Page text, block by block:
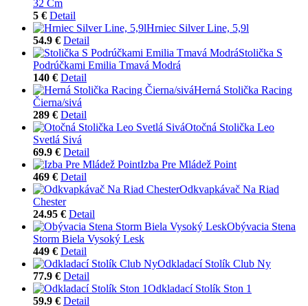
32 Cm
5 € Detail
Hrniec Silver Line, 5,9l
54.9 € Detail
Stolička S
Podrúčkami Emilia Tmavá Modrá
140 € Detail
Herná Stolička Racing
Čierna/sivá
289 € Detail
Otočná Stolička Leo
Svetlá Sivá
69.9 € Detail
Izba Pre Mládež Point
469 € Detail
Odkvapkávač Na Riad
Chester
24.95 € Detail
Obývacia Stena
Storm Biela Vysoký Lesk
449 € Detail
Odkladací Stolík Club Ny
77.9 € Detail
Odkladací Stolík Ston 1
59.9 € Detail